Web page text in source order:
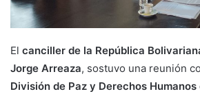
El canciller de la República
Jorge Arreaza, sostuvo una reunión
División de Paz y Derechos